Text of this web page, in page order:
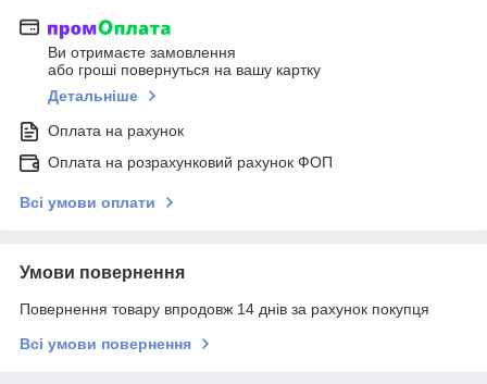
Ви отримаєте замовлення
або гроші повернуться на вашу картку
Детальніше
Оплата на рахунок
Оплата на розрахунковий рахунок ФОП
Всі умови оплати
Умови повернення
Повернення товару впродовж 14 днів за рахунок покупця
Всі умови повернення